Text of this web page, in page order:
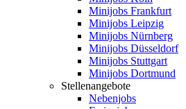
Minijobs Frankfurt
Minijobs Leipzig
Minijobs Nürnberg
Minijobs Düsseldorf
Minijobs Stuttgart
Minijobs Dortmund
Stellenangebote
Nebenjobs